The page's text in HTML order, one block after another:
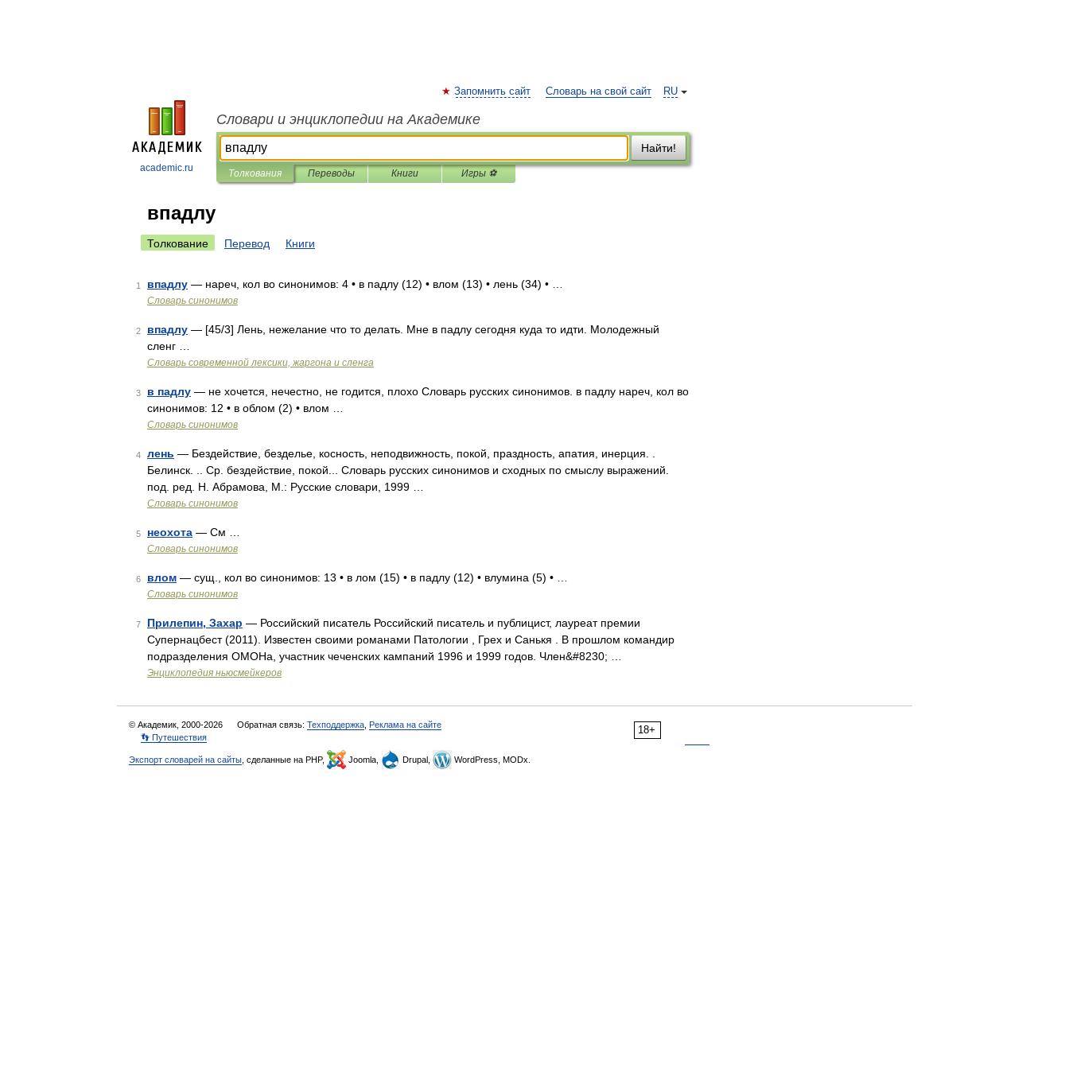
academic.ru
RU
Запомнить сайт Словарь на свой сайт
Словари и энциклопедии на Академике
Найти!
Толкования Переводы Книги Игры ⚽
впадлу
Толкование Перевод Книги
1 впадлу — нареч, кол во синонимов: 4 • в падлу (12) • влом (13) • лень (34) • …
Словарь синонимов
2 впадлу — [45/3] Лень, нежелание что то делать. Мне в падлу сегодня куда то идти. Молодежный
сленг …
Cловарь современной лексики, жаргона и сленга
3 в падлу — не хочется, нечестно, не годится, плохо Словарь русских синонимов. в падлу нареч, кол во
синонимов: 12 • в облом (2) • влом …
Словарь синонимов
4 лень — Бездействие, безделье, косность, неподвижность, покой, праздность, апатия, инерция. .
Белинск. .. Ср. бездействие, покой... Словарь русских синонимов и сходных по смыслу выражений.
под. ред. Н. Абрамова, М.: Русские словари, 1999 …
Словарь синонимов
5 неохота — См …
Словарь синонимов
6 влом — сущ., кол во синонимов: 13 • в лом (15) • в падлу (12) • влумина (5) • …
Словарь синонимов
7 Прилепин, Захар — Российский писатель Российский писатель и публицист, лауреат премии
Супернацбест (2011). Известен своими романами Патологии , Грех и Санькя . В прошлом командир
подразделения ОМОНа, участник чеченских кампаний 1996 и 1999 годов. Член&#8230; …
Энциклопедия ньюсмейкеров
18+
© Академик, 2000-2026 Обратная связь: Техподдержка Реклама на сайте
👣 Путешествия
Экспорт словарей на сайты , сделанные на PHP, Joomla, Drupal, WordPress, MODx.